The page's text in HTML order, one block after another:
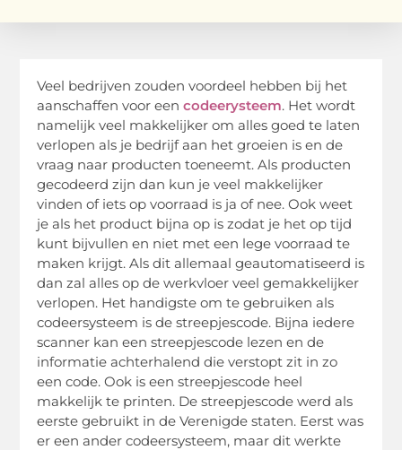
Veel bedrijven zouden voordeel hebben bij het
aanschaffen voor eencodeerysteem. Het wordt
namelijk veel makkelijker om alles goed te laten
verlopen als je bedrijf aan het groeien is en de
vraag naar producten toeneemt. Als producten
gecodeerd zijn dan kun je veel makkelijker
vinden of iets op voorraad is ja of nee. Ook weet
je als het product bijna op is zodat je het op tijd
kunt bijvullen en niet met een lege voorraad te
maken krijgt. Als dit allemaal geautomatiseerd is
dan zal alles op de werkvloer veel gemakkelijker
verlopen. Het handigste om te gebruiken als
codeersysteem is de streepjescode. Bijna iedere
scanner kan een streepjescode lezen en de
informatie achterhalend die verstopt zit in zo
een code. Ook is een streepjescode heel
makkelijk te printen. De streepjescode werd als
eerste gebruikt in de Verenigde staten. Eerst was
er een ander codeersysteem, maar dit werkte